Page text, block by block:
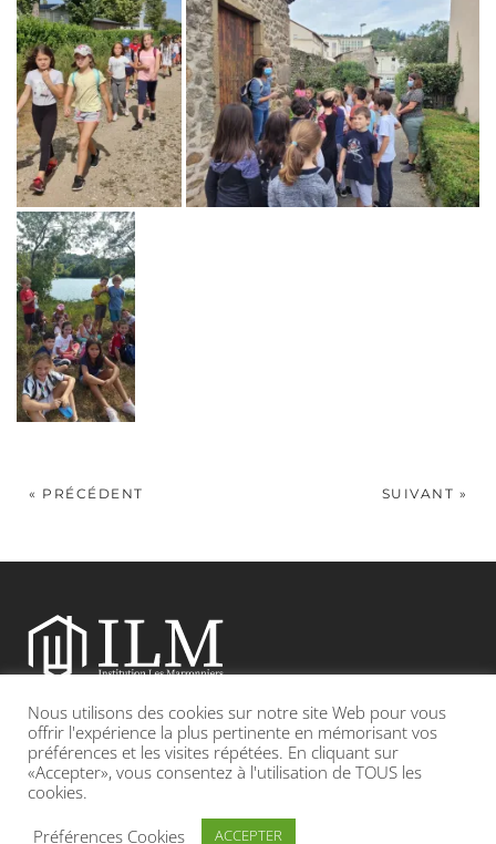
« PRÉCÉDENT SUIVANT »
Etablissement catholique sous contrat d’association avec l’Etat
Adresse : 19, Grande rue 69420 CONDRIEU
INFOS LÉGALES POLITIQUE DE CONFIDENTIALITÉ
Nous utilisons des cookies sur notre site Web pour vous
offrir l'expérience la plus pertinente en mémorisant vos
préférences et les visites répétées. En cliquant sur
«Accepter», vous consentez à l'utilisation de TOUS les
cookies.
Préférences Cookies
ACCEPTER